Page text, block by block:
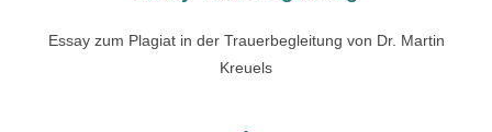
Essay zum Plagiat in der Trauerbegleitung von Dr. Martin
Kreuels